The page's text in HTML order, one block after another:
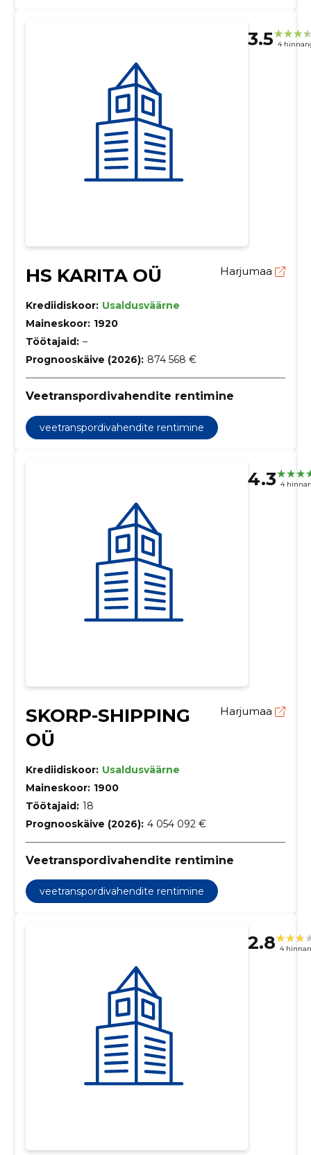
3.5 4
HS KARITA OÜ Harjumaa
Krediidiskoor: Usaldusväärne
Maineskoor: 1920
Töötajaid: –
Prognooskäive (2026): 874 568 €
Veetranspordivahendite rentimine
veetranspordivahendite rentimine
4.3 4
SKORP-SHIPPING
OÜ
Harjumaa
Krediidiskoor: Usaldusväärne
Maineskoor: 1900
Töötajaid: 18
Prognooskäive (2026): 4 054 092 €
Veetranspordivahendite rentimine
veetranspordivahendite rentimine
2.8 4